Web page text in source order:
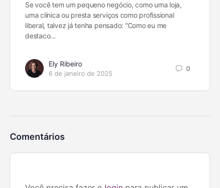
Se você tem um pequeno negócio, como uma loja,
uma clínica ou presta serviços como profissional
liberal, talvez já tenha pensado: “Como eu me
destaco…
Ely Ribeiro
6 de janeiro de 2025
0
Comentários